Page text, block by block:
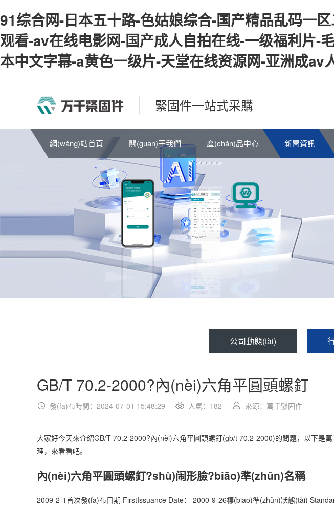
91综合网-日本五十路-色姑娘综合-国产精品乱码一
观看-av在线电影网-国产成人自拍在线-一级福利片-
本中文字幕-a黄色一级片-天堂在线资源网-亚洲成
緊固件一站式采購
網(wǎng)站首頁 關(guān)于我們 產(chǎn)品中心 新聞資訊
公司動態(tài)
GB/T 70.2-2000?內(nèi)六角平圓頭螺釘
發(fā)布時間：2024-07-01 15:48:29 人氣： 182 來源：萬千緊固件
大家好今天來介紹GB/T 70.2-2000?內(nèi)六角平圓頭螺釘(gb/t 70.2-2000)的問題，以下是
理，來看看吧。
內(nèi)六角平圓頭螺釘?shù)闹形臉?biāo)準(zhǔn)名稱
2009-2-1首次發(fā)布日期 FirstIssuance Date： 2000-9-26標(biāo)準(zhǔn)狀態(tài)